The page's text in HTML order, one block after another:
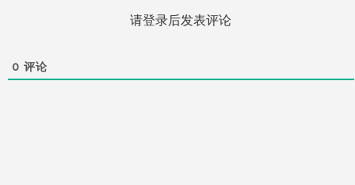
请登录后发表评论
0 评论